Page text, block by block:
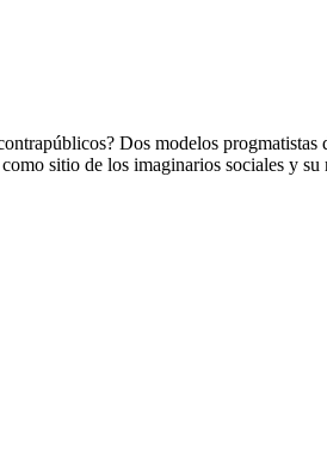
Dos modelos progmatistas
sitio de los imaginarios sociales y